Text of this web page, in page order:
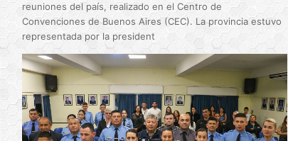
reuniones del país, realizado en el Centro de
Convenciones de Buenos Aires (CEC). La provincia estuvo
representada por la president